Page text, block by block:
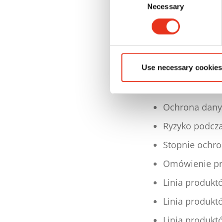
Necessary
Use necessary
Seminarium
ochrony
Możliwość
poszerzenia
Ochrona
Ryzyko
Stopnie
Omówienie
Linia
Linia